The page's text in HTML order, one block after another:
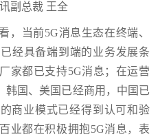
副总裁 王全
，当前5G消息生态在终端、
经具备端到端的业务发展条
家都已支持5G消息；在运营
韩国、美国已经商用，中国已
商业模式已经得到认可和验
业都在积极拥抱5G消息，表